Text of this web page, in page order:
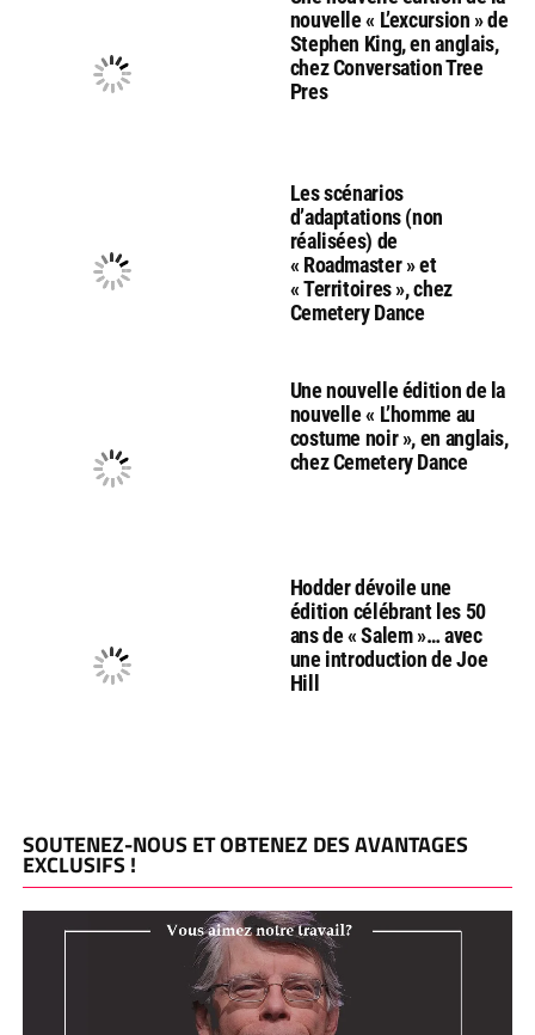
nouvelle « L’excursion » de
Stephen King, en anglais,
chez Conversation Tree
Pres
Les scénarios
d’adaptations (non
réalisées) de
« Roadmaster » et
« Territoires », chez
Cemetery Dance
Une nouvelle édition de la
nouvelle « L’homme au
costume noir », en anglais,
chez Cemetery Dance
Hodder dévoile une
édition célébrant les 50
ans de « Salem »… avec
une introduction de Joe
Hill
SOUTENEZ-NOUS ET OBTENEZ DES AVANTAGES
EXCLUSIFS !